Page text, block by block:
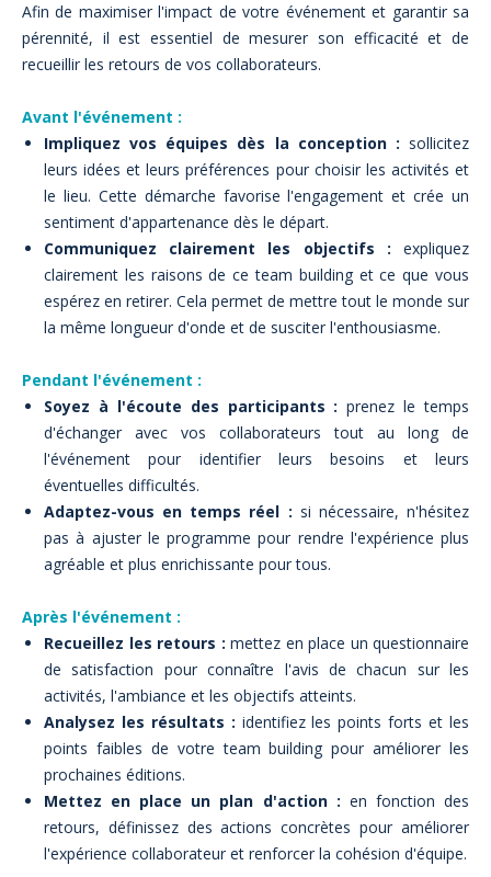
Afin de maximiser l'impact de votre événement et garantir sa
pérennité, il est essentiel de mesurer son efficacité et de
recueillir les retours de vos collaborateurs.
Avant l'événement :
Impliquez vos équipes dès la conception : sollicitez
leurs idées et leurs préférences pour choisir les activités et
le lieu. Cette démarche favorise l'engagement et crée un
sentiment d'appartenance dès le départ.
Communiquez clairement les objectifs : expliquez
clairement les raisons de ce team building et ce que vous
espérez en retirer. Cela permet de mettre tout le monde sur
la même longueur d'onde et de susciter l'enthousiasme.
Pendant l'événement :
Soyez à l'écoute des participants : prenez le temps
d'échanger avec vos collaborateurs tout au long de
l'événement pour identifier leurs besoins et leurs
éventuelles difficultés.
Adaptez-vous en temps réel : si nécessaire, n'hésitez
pas à ajuster le programme pour rendre l'expérience plus
agréable et plus enrichissante pour tous.
Après l'événement :
Recueillez les retours : mettez en place un questionnaire
de satisfaction pour connaître l'avis de chacun sur les
activités, l'ambiance et les objectifs atteints.
Analysez les résultats : identifiez les points forts et les
points faibles de votre team building pour améliorer les
prochaines éditions.
Mettez en place un plan d'action : en fonction des
retours, définissez des actions concrètes pour améliorer
l'expérience collaborateur et renforcer la cohésion d'équipe.